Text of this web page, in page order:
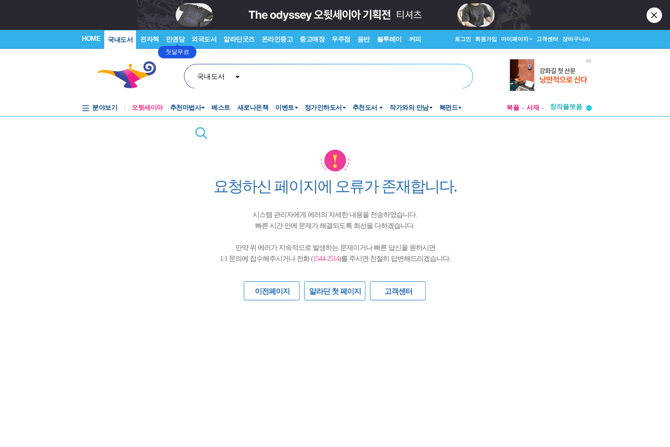
HOME 국내도서 전자책 만권당
첫달무료
외국도서 알라딘굿즈 온라인중고 중고매장 우주점 음반 블루레이 커피 로그인 회원가입 마이페이지 고객센터 장바구니(0)
국내도서
분야보기 오뒷세이아 추천마법사 베스트 새로나온책 이벤트 정가인하도서 추천도서 작가와의 만남 북펀드 북플 서재
요청하신 페이지에 오류가 존재합니다.
시스템 관리자에게 에러의 자세한 내용을 전송하였습니다.
빠른 시간 안에 문제가 해결되도록 최선을 다하겠습니다.
만약 위 에러가 지속적으로 발생하는 문제이거나 빠른 답신을 원하시면
1:1 문의에 접수해주시거나 전화 (1544-2514)를 주시면 친절히 답변해드리겠습니다.
이전페이지 알라딘 첫 페이지 고객센터